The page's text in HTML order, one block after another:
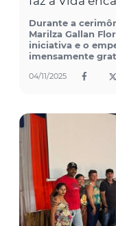
Durante a
Marilza Gallan
iniciativa e o
imensamente
04/11/2025